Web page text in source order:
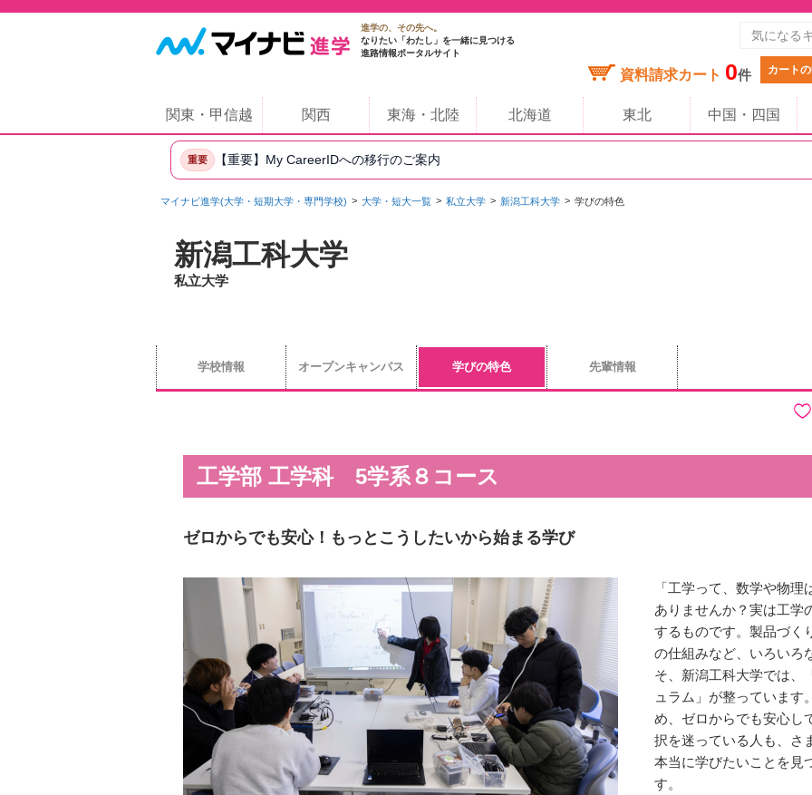
進学の、その先へ。
なりたい「わたし」を一緒に見つける
進路情報ポータルサイト
資料請求カート 0件 カート
関東・甲信越 関西 東海・北陸 北海道 東北 中国・四国
重要 【重要】My CareerIDへの移行のご案内
マイナビ進学(大学・短期大学・専門学校) 大学・短大一覧 私立大学 新潟工科大学 学びの特色
新潟工科大学
私立大学
学校情報 オープンキャンパス 学びの特色 先輩情報
工学部 工学科 5学系８コース
ゼロからでも安心！もっとこうしたいから始まる学び
「工学って、数学や物
ありませんか？実は工学
するものです。製品づく
の仕組みなど、いろいろ
そ、新潟工科大学では、
ュラム」が整っています
め、ゼロからでも安心し
択を迷っている人も、さ
本当に学びたいことを見
す。